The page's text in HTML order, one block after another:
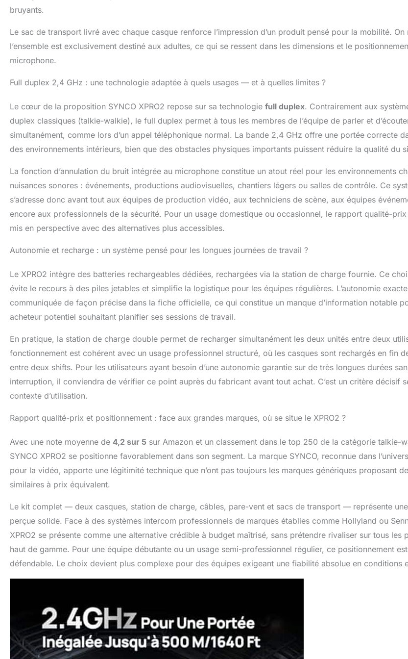
bruyants.
Le sac de transport livré avec chaque casque renforce l’impression d’un produit pensé pour la mobilité. On
l’ensemble est exclusivement destiné aux adultes, ce qui se ressent dans les dimensions et le
microphone.
Full duplex 2,4 GHz : une technologie adaptée à quels usages — et à quelles limites ?
Le cœur de la proposition SYNCO XPRO2 repose sur sa technologie full duplex. Contrairement aux
duplex classiques (talkie-walkie), le full duplex permet à tous les membres de l’équipe de parler et
simultanément, comme lors d’un appel téléphonique normal. La bande 2,4 GHz offre une portée correcte
des environnements intérieurs, bien que des obstacles physiques importants puissent réduire la qualité du
La fonction d’annulation du bruit intégrée au microphone constitue un atout réel pour les environnements
nuisances sonores : événements, productions audiovisuelles, chantiers légers ou salles de contrôle. Ce
s’adresse donc avant tout aux équipes de production vidéo, aux techniciens de scène, aux équipes
encore aux professionnels de la sécurité. Pour un usage domestique ou occasionnel, le rapport qualité-prix
mis en perspective avec des alternatives plus accessibles.
Autonomie et recharge : un système pensé pour les longues journées de travail ?
Le XPRO2 intègre des batteries rechargeables dédiées, rechargées via la station de charge fournie. Ce
évite le recours à des piles jetables et simplifie la logistique pour les équipes régulières. L’autonomie exacte
communiquée de façon précise dans la fiche officielle, ce qui constitue un manque d’information notable
acheteur potentiel souhaitant planifier ses sessions de travail.
En pratique, la station de charge double permet de recharger simultanément les deux unités entre deux
fonctionnement est cohérent avec un usage professionnel structuré, où les casques sont rechargés en fin
entre deux shifts. Pour les utilisateurs ayant besoin d’une autonomie garantie sur de très longues durées
interruption, il conviendra de vérifier ce point auprès du fabricant avant tout achat. C’est un critère décisif
contexte d’utilisation.
Rapport qualité-prix et positionnement : face aux grandes marques, où se situe le XPRO2 ?
Avec une note moyenne de 4,2 sur 5 sur Amazon et un classement dans le top 250 de la catégorie talkie-
SYNCO XPRO2 se positionne favorablement dans son segment. La marque SYNCO, reconnue dans
pour la vidéo, apporte une légitimité technique que n’ont pas toujours les marques génériques proposant
similaires à prix équivalent.
Le kit complet — deux casques, station de charge, câbles, pare-vent et sacs de transport — représente
perçue solide. Face à des systèmes intercom professionnels de marques établies comme Hollyland ou
XPRO2 se présente comme une alternative crédible à budget maîtrisé, sans prétendre rivaliser sur tous les
haut de gamme. Pour une équipe débutante ou un usage semi-professionnel régulier, ce positionnement
défendable. Le choix devient plus complexe pour des équipes exigeant une fiabilité absolue en conditions